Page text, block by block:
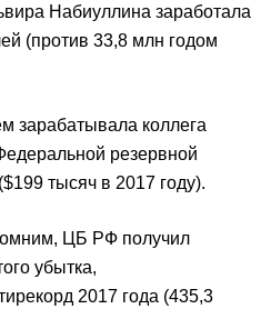
Набиуллина заработала
(против 33,8 млн годом
зарабатывала коллега
резервной
тысяч в 2017 году).
ЦБ РФ получил
убытка,
2017 года (435,3